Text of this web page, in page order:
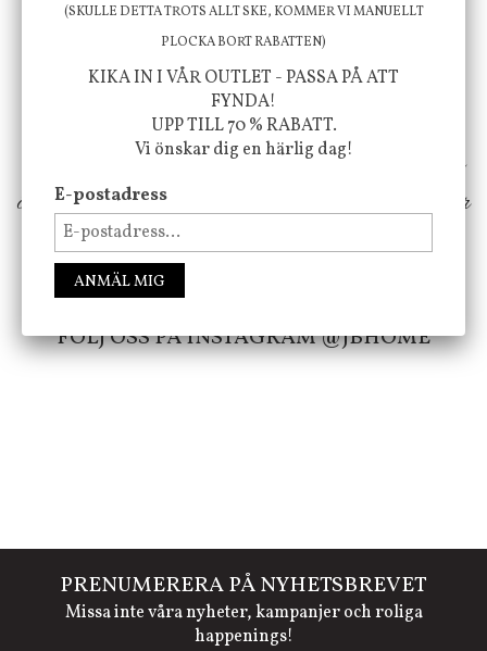
Vi vill förmedla känsla, upplevelse och
välbefinnande för dig och ditt hem! Med
inspiration från naturen och dess färgpalett
erbjuder vi omsorgsfullt utvalda produkter som
ökar trivsel i ditt hem och ger det lilla extra för
att öka ditt välmående!
FÖLJ OSS PÅ INSTAGRAM @JBHOME
PRENUMERERA PÅ NYHETSBREVET
Missa inte våra nyheter, kampanjer och roliga
happenings!
(SKULLE DETTA TROTS ALLT SKE, KOMMER VI MANUELLT
PLOCKA BORT RABATTEN)
KIKA IN I VÅR OUTLET - PASSA PÅ ATT
FYNDA!
UPP TILL 70 % RABATT.
Vi önskar dig en härlig dag!
E-postadress
ANMÄL MIG